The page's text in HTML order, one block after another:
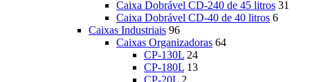
Caixa Dobrável CD-240 de 45 litros 31
Caixa Dobrável CD-40 de 40 litros 6
Caixas Industriais 96
Caixas Organizadoras 64
CP-130L 24
CP-180L 13